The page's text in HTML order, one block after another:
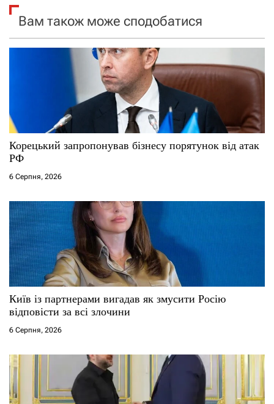
я
з
и
с
і
в
Вам також може сподобатися
Корецький запропонував бізнесу порятунок від атак
РФ
6 Серпня, 2026
Київ із партнерами вигадав як змусити Росію
відповісти за всі злочини
6 Серпня, 2026